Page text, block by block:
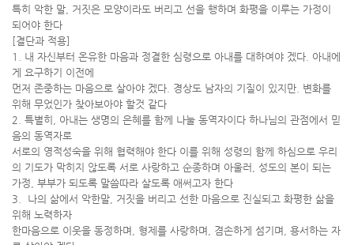
특히 악한 말, 거짓은 모양이라도 버리고 선을 행하며 화평을 이루는 가정이
되어야 한다
[결단과 적용]
1. 내 자신부터 온유한 마음과 정결한 심령으로 아내를 대하여야 겠다. 아내에
게 요구하기 이전에
먼저 존중하는 마음으로 살아야 겠다. 경상도 남자의 기질이 있지만. 변화를
위해 무었인가 찾아보아야 할것 같다
2. 특별히, 아내는 생명의 은혜를 함께 나눌 동역자이다 하나님의 관점에서 믿
음의 동역자로
서로의 영적성숙을 위해 협력해야 한다 이를 위해 성령의 함께 하심으로 우리
의 기도가 막히지 않도록 서로 사랑하고 순종하며 아울러, 성도의 본이 되는
가정, 부부가 되도록 말씀따라 살도록 애써고자 한다
3. 나의 삶에서 악한말, 거짓을 버리고 선한 마음으로 진실되고 화평한 삶을
위해 노력하자
한마음으로 이웃을 동정하며, 형제를 사랑하며, 겸손하게 섬기며, 용서하는 자